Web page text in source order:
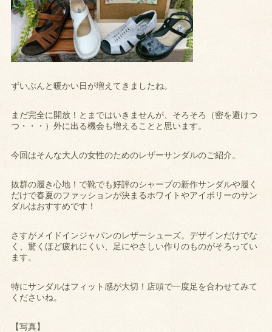
ずいぶんと暖かい日が増えてきましたね。
まだ完全に開放！とまではいきませんが、そろそろ（密を避けつ
つ・・・）外に出る機会も増えることと思います。
今回はそんな大人の女性のためのレザーサンダルのご紹介。
抜群の履き心地！で靴でも好評のシャープの新作サンダルや履く
だけで春夏のファッションが決まるホワイトやアイボリーのサン
ダルはおすすめです！
さすがメイドインジャパンのレザーシューズ。デザインだけでな
く、驚くほど疲れにくい、足にやさしい作りのものがそろってい
ます。
特にサンダルはフィット感が大切！店頭で一度足を合わせてみて
くださいね。
【写真】